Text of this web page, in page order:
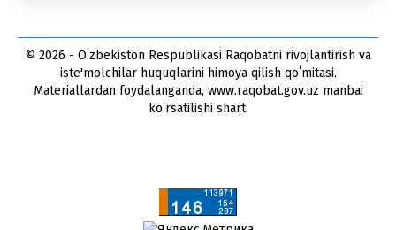
© 2026 - Oʻzbekiston Respublikasi Raqobatni rivojlantirish va
iste'molchilar huquqlarini himoya qilish qoʻmitasi.
Materiallardan foydalanganda, www.raqobat.gov.uz manbai
koʻrsatilishi shart.